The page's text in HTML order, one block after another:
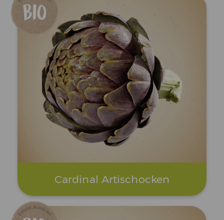
Cardinal Artischocken